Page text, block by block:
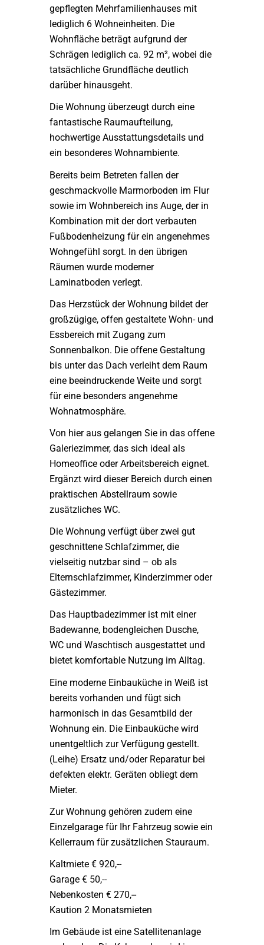
gepflegten Mehrfamilienhauses mit
lediglich 6 Wohneinheiten. Die
Wohnfläche beträgt aufgrund der
Schrägen lediglich ca. 92 m², wobei die
tatsächliche Grundfläche deutlich
darüber hinausgeht.
Die Wohnung überzeugt durch eine
fantastische Raumaufteilung,
hochwertige Ausstattungsdetails und
ein besonderes Wohnambiente.
Bereits beim Betreten fallen der
geschmackvolle Marmorboden im Flur
sowie im Wohnbereich ins Auge, der in
Kombination mit der dort verbauten
Fußbodenheizung für ein angenehmes
Wohngefühl sorgt. In den übrigen
Räumen wurde moderner
Laminatboden verlegt.
Das Herzstück der Wohnung bildet der
großzügige, offen gestaltete Wohn- und
Essbereich mit Zugang zum
Sonnenbalkon. Die offene Gestaltung
bis unter das Dach verleiht dem Raum
eine beeindruckende Weite und sorgt
für eine besonders angenehme
Wohnatmosphäre.
Von hier aus gelangen Sie in das offene
Galeriezimmer, das sich ideal als
Homeoffice oder Arbeitsbereich eignet.
Ergänzt wird dieser Bereich durch einen
praktischen Abstellraum sowie
zusätzliches WC.
Die Wohnung verfügt über zwei gut
geschnittene Schlafzimmer, die
vielseitig nutzbar sind – ob als
Elternschlafzimmer, Kinderzimmer oder
Gästezimmer.
Das Hauptbadezimmer ist mit einer
Badewanne, bodengleichen Dusche,
WC und Waschtisch ausgestattet und
bietet komfortable Nutzung im Alltag.
Eine moderne Einbauküche in Weiß ist
bereits vorhanden und fügt sich
harmonisch in das Gesamtbild der
Wohnung ein. Die Einbauküche wird
unentgeltlich zur Verfügung gestellt.
(Leihe) Ersatz und/oder Reparatur bei
defekten elektr. Geräten obliegt dem
Mieter.
Zur Wohnung gehören zudem eine
Einzelgarage für Ihr Fahrzeug sowie ein
Kellerraum für zusätzlichen Stauraum.
Kaltmiete € 920,--
Garage € 50,--
Nebenkosten € 270,--
Kaution 2 Monatsmieten
Im Gebäude ist eine Satellitenanlage